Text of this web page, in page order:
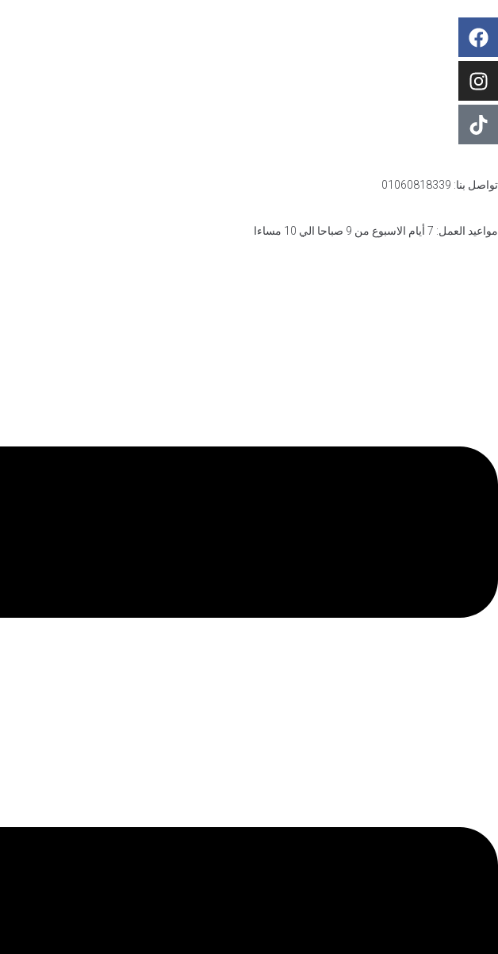
تواصل بنا: 01060818339
مواعيد العمل: 7 أيام الاسبوع من 9 صباحا الي 10 مساءا